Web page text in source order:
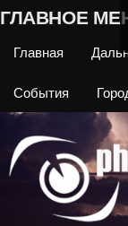
ГЛАВНОЕ
Главная
События